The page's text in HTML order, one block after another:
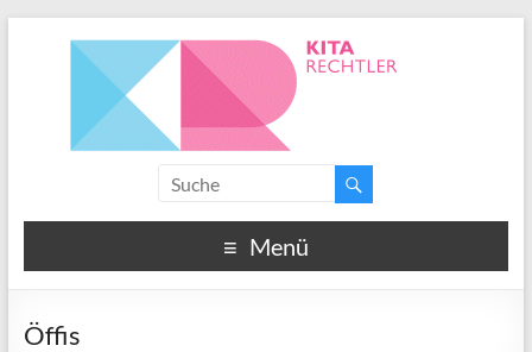
Menü
Öffis